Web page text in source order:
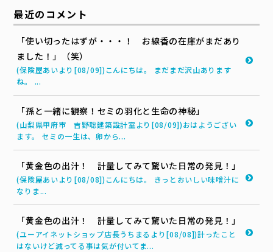
最近のコメント
「使い切ったはずが・・・！ お線香の在庫がまだあり
ました！」（笑）
(保険屋あいより[08/09])こんにちは。 まだまだ沢山あります
ね。 ...
「孫と一緒に観察！セミの羽化と生命の神秘」
(山梨県甲府市 吉野聡建築設計室より[08/09])おはようござい
ます。 セミの一生は、卵から...
「黄金色の出汁！ 計量してみて驚いた日常の発見！」
(保険屋あいより[08/08])こんにちは。 きっとおいしい味噌汁に
なりま...
「黄金色の出汁！ 計量してみて驚いた日常の発見！」
(ユーアイネットショップ店長うちまるより[08/08])計ったこと
はないけど減ってる事は気が付いてま...